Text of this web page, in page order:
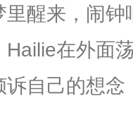
里醒来，闹
Hailie在外面
诉自己的想